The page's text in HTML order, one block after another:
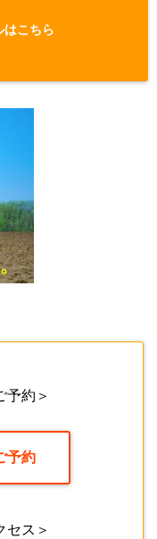
はこちら
予約＞
予約
セス＞